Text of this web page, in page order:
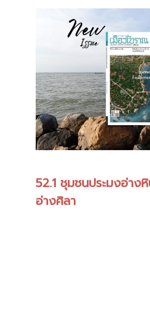
52.1 ชุมชนประมงอ่าง
อ่างศิลา